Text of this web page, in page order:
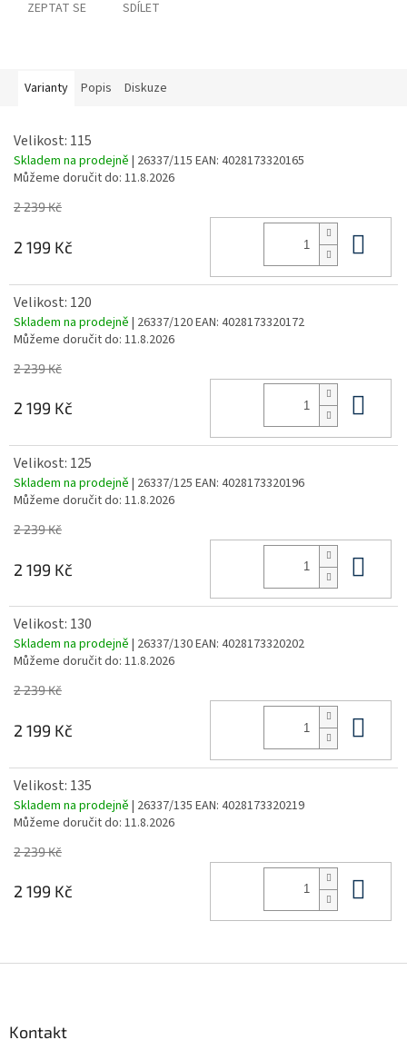
ZEPTAT SE SDÍLET
Varianty Popis Diskuze
Velikost: 115
Skladem na prodejně | 26337/115 EAN: 4028173320165
Můžeme doručit do: 11.8.2026
2 239 Kč
2 199 Kč
Velikost: 120
Skladem na prodejně | 26337/120EAN: 4028173320172
Můžeme doručit do: 11.8.2026
2 239 Kč
2 199 Kč
Velikost: 125
Skladem na prodejně | 26337/125 EAN: 4028173320196
Můžeme doručit do: 11.8.2026
2 239 Kč
2 199 Kč
Velikost: 130
Skladem na prodejně | 26337/130EAN: 4028173320202
Můžeme doručit do: 11.8.2026
2 239 Kč
2 199 Kč
Velikost: 135
Skladem na prodejně | 26337/135 EAN: 4028173320219
Můžeme doručit do: 11.8.2026
2 239 Kč
2 199 Kč
Kontakt